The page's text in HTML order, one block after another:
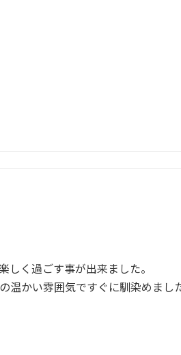
しく過ごす事が出来ました。
かい雰囲気ですぐに馴染めました